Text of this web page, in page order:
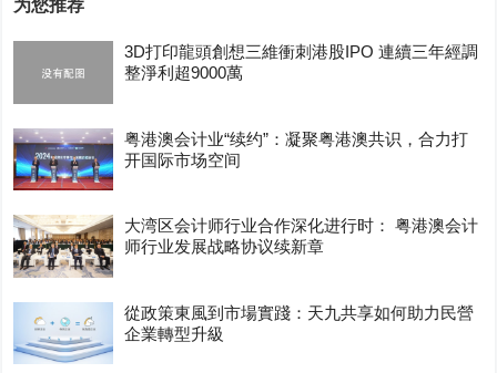
为您推荐
3D打印龍頭創想三維衝刺港股IPO 連續三年經調
整淨利超9000萬
粤港澳会计业“续约”：凝聚粤港澳共识，合力打
开国际市场空间
大湾区会计师行业合作深化进行时： 粤港澳会计
师行业发展战略协议续新章
從政策東風到市場實踐：天九共享如何助力民營
企業轉型升級